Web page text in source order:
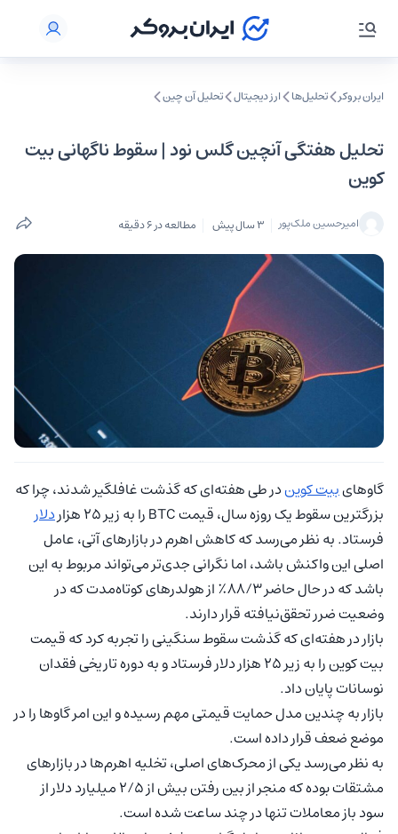
ایران بروکر تحلیل‌ها ارز دیجیتال تحلیل آن چین
تحلیل هفتگی آنچین گلس نود | سقوط ناگهانی بیت
کوین
امیرحسین ملک‌پور 3 سال پیش مطالعه در 6 دقیقه
گاوهایبیت کویندر طی هفته‌ای که گذشت غافلگیر شدند، چرا که
بزرگترین سقوط یک روزه سال، قیمت‌ BTC را به زیر ۲۵ هزار
دلار
فرستاد. به نظر می‌رسد که کاهش اهرم در بازارهای آتی، عامل
اصلی این واکنش باشد، اما نگرانی جدی‌تر می‌تواند مربوط به این
باشد که در حال حاضر ۸۸/۳٪ از هولدرهای کوتاه‌مدت که در
وضعیت ضرر تحقق‌نیافته قرار دارند.
بازار در هفته‌ای که گذشت سقوط سنگینی را تجربه کرد که قیمت‌
بیت کوین را به زیر ۲۵ هزار دلار فرستاد و به دوره‌ تاریخی فقدان
نوسانات پایان داد.
بازار به چندین مدل حمایت قیمتی مهم رسیده و این امر گاوها را در
موضع ضعف قرار داده است.
به نظر می‌رسد یکی از محرک‌های اصلی، تخلیه اهرم‌ها در بازارهای
مشتقات بوده که منجر از بین رفتن بیش از ۲/۵ میلیارد دلار از
سود باز معاملات تنها در چند ساعت شده است.